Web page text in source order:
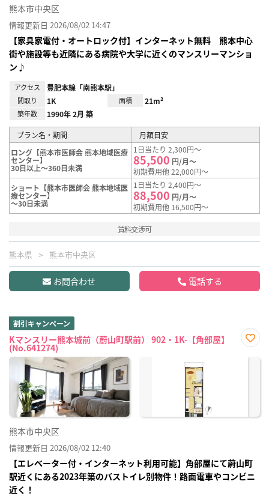
熊本市中央区
情報更新日 2026/08/02 14:47
【家具家電付・オートロック付】インターネット無料 熊本中心
街や施設等も近隣にある病院や大学に近くのマンスリーマンショ
ン♪
アクセス 豊肥本線「南熊本駅」
間取り 1K 面積 21m²
築年数 1990年 2月 築
プラン名・期間
月額目安
ロング【熊本市医師会 熊本地域医療
センター】
30日以上～360日未満
1日当たり 2,300円～
85,500 円/月～
初期費用他 22,000円～
ショート【熊本市医師会 熊本地域医
療センター】
～30日未満
1日当たり 2,400円～
88,500 円/月～
初期費用他 16,500円～
賃料交渉可
熊本県 熊本市中央区
お問合わせ 電話する
割引キャンペーン
Kマンスリー熊本城前（蔚山町駅前） 902・1K-【角部屋】
(No.641274)
に入
熊本市中央区
情報更新日 2026/08/02 12:40
【エレベーター付・インターネット利用可能】角部屋にて蔚山町
駅近くにある2023年築のバストイレ別物件！路面電車やコンビニ
近く！